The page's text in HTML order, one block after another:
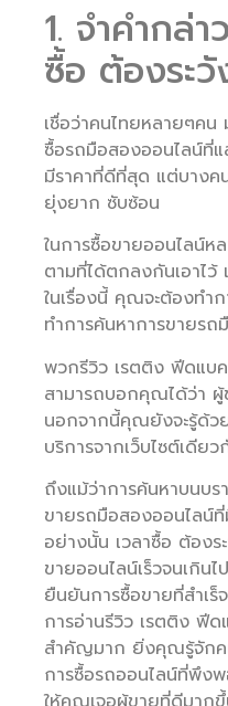
1. จำคำกล่
ซื้อ ต้องระวั
เชื่อว่าคนไทยหลายๆคน
ซื้อรถมือสองออนไลน์ที่
มีราคาที่ดีที่สุด แต่บางค
ยุ่งยาก ซับซ้อน
ในการซื้อขายออนไลน์ห
ตามที่ได้ตกลงกันเอาไว้
ในเรื่องนี้ คุณจะต้องทำ
ทำการค้นหาการขายรถ
พวกรีวิว เรตติง ฟีดแบ
สามารถบอกคุณได้ว่า ผู้
นอกจากนี้คุณยังจะรู้ด้ว
บริการจากเว็บไซต์เดีย
ถึงแม้ว่าการค้นหาบนบร
ขายรถมือสองออนไลน์
อย่างนั้น เวลาซื้อ ต้องร
ขายออนไลน์เร็วจนเกิน
ยืนยันการซื้อขายที่สำเ
การอ่านรีวิว เรตติง ฟี
สำคัญมาก ยิ่งคุณรู้จักค
การซื้อรถออนไลน์ที่พึงพ